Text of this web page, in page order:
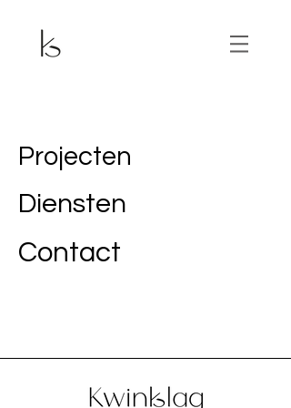
Projecten
Diensten
Contact